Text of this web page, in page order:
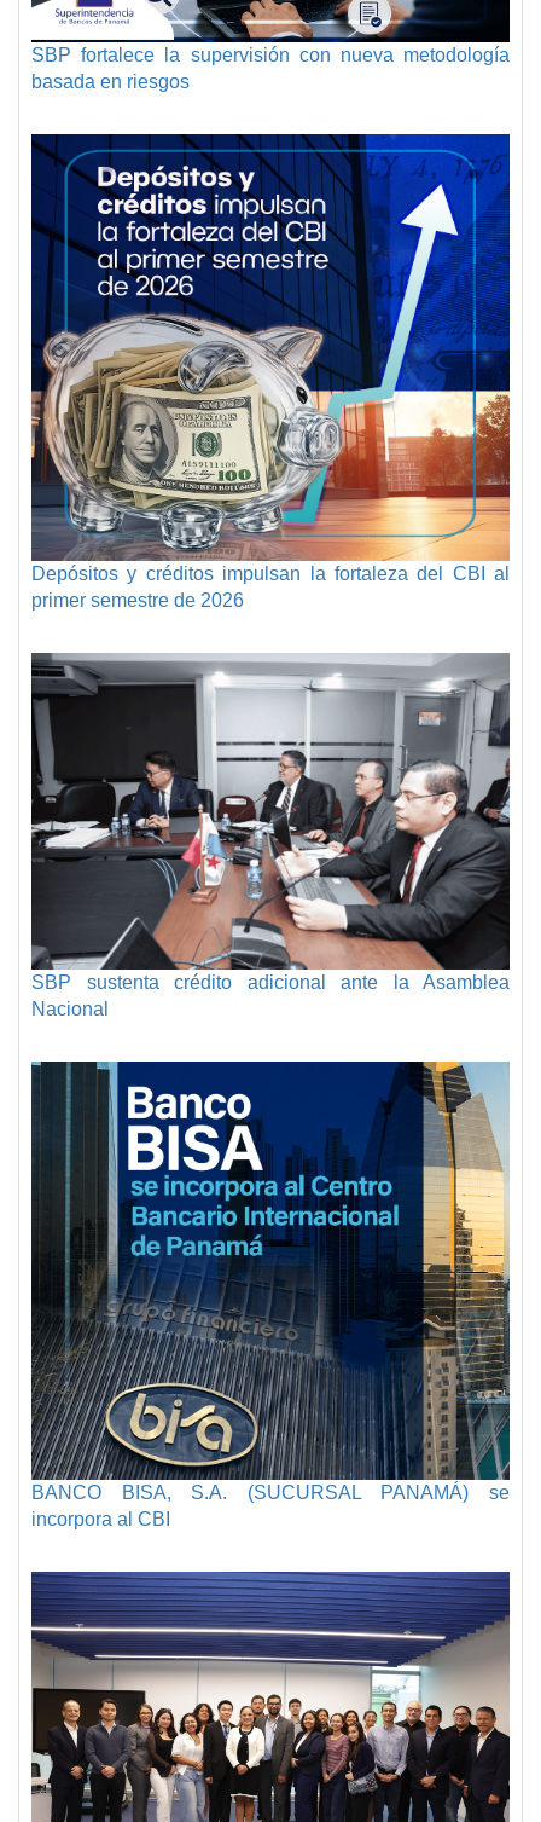
SBP fortalece la supervisión con nueva metodología
basada en riesgos
Depósitos y créditos impulsan la fortaleza del CBI al
primer semestre de 2026
SBP sustenta crédito adicional ante la Asamblea
Nacional
BANCO BISA, S.A. (SUCURSAL PANAMÁ) se
incorpora al CBI